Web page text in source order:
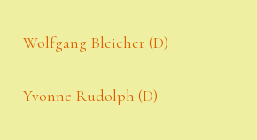
Wolfgang Bleicher (D)
Yvonne Rudolph (D)